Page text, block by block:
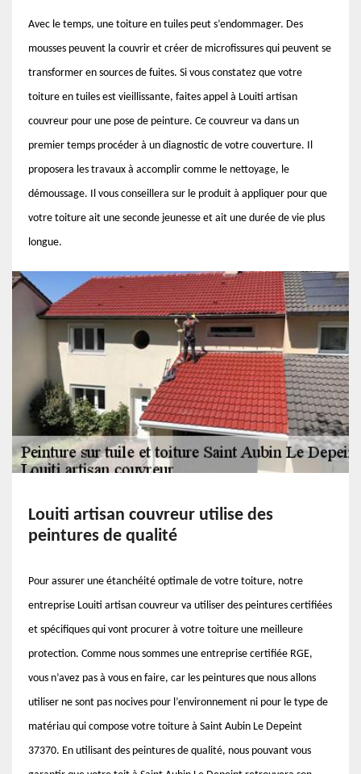
Avec le temps, une toiture en tuiles peut s’endommager. Des
mousses peuvent la couvrir et créer de microfissures qui peuvent se
transformer en sources de fuites. Si vous constatez que votre
toiture en tuiles est vieillissante, faites appel à Louiti artisan
couvreur pour une pose de peinture. Ce couvreur va dans un
premier temps procéder à un diagnostic de votre couverture. Il
proposera les travaux à accomplir comme le nettoyage, le
démoussage. Il vous conseillera sur le produit à appliquer pour que
votre toiture ait une seconde jeunesse et ait une durée de vie plus
longue.
Louiti artisan couvreur utilise des
peintures de qualité
Pour assurer une étanchéité optimale de votre toiture, notre
entreprise Louiti artisan couvreur va utiliser des peintures certifiées
et spécifiques qui vont procurer à votre toiture une meilleure
protection. Comme nous sommes une entreprise certifiée RGE,
vous n’avez pas à vous en faire, car les peintures que nous allons
utiliser ne sont pas nocives pour l’environnement ni pour le type de
matériau qui compose votre toiture à Saint Aubin Le Depeint
37370. En utilisant des peintures de qualité, nous pouvant vous